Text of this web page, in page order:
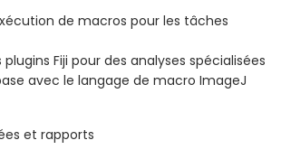
de macros pour les tâches
Fiji pour des analyses spécialisées
avec le langage de macro ImageJ
et rapports